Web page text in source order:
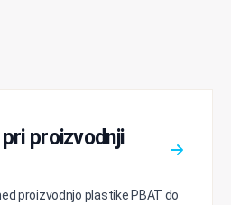
proizvodnji
proizvodnjo plastike PBAT do